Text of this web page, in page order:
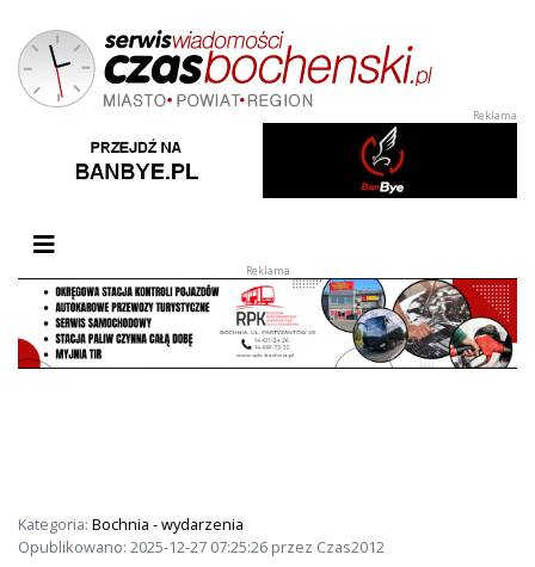
Przełącz nawigację
Kategoria: Bochnia - wydarzenia
Opublikowano: 2025-12-27 07:25:26 przez Czas2012